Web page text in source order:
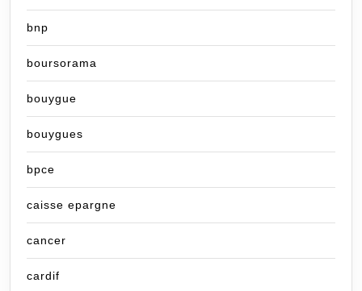
bnp
boursorama
bouygue
bouygues
bpce
caisse epargne
cancer
cardif